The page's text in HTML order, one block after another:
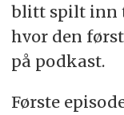
blitt spilt inn
hvor den
på podkast.
Første